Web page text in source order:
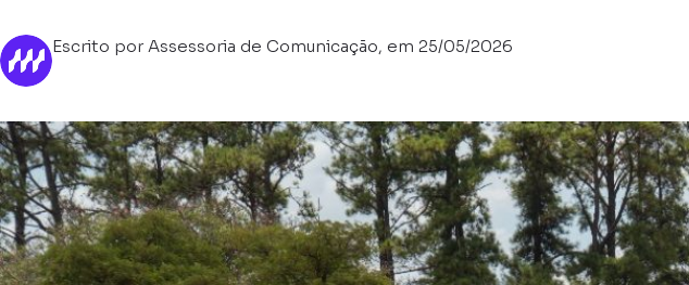
Escrito por Assessoria de Comunicação, em 25/05/2026